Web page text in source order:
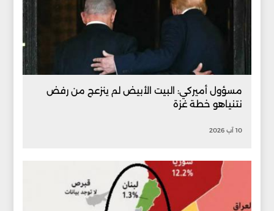
مسؤول أميركي: البيت الأبيض لم ينزعج من رفض
نتنياهو خطة غزة
10 آب 2026